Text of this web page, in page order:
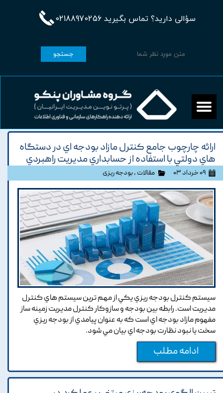
سؤالی دارید؟ تماس بگیرید 02188970256
جستجو
ارائه چارچوب جامع کنترل مازاد بودجه اي در دستگاه
هاي دولتي با استفاده از حسابداري مديريت راهبردي
۰۹ خرداد ۰۳ مقالات ،بودجه ریزی
سيستم کنترل بودجه ريزي يکي از مهم ترين سيستم هاي کنترل
مديريت است. رابطه بين بودجه و سازوکار کنترل مديريت زمينه ساز
مفهوم مازاد بودجه اي است که به عنوان پيامدي از بودجه ريزي
سخت يا نبود نظارت بودجه اي بيان مي شود.
ادامه مطلب